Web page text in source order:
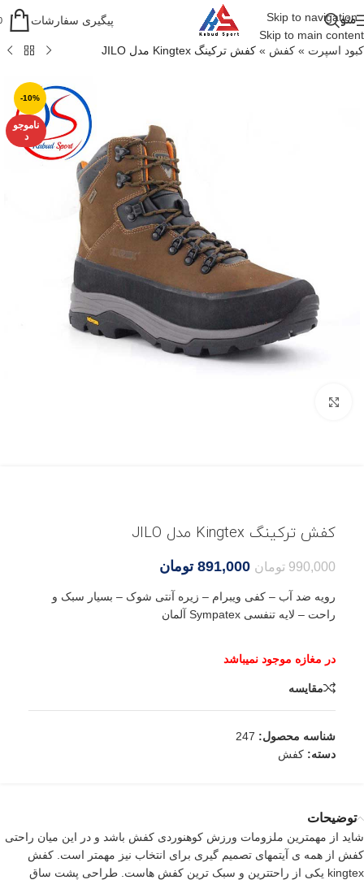
Skip to navigation
Skip to main content
منو پیگیری سفارشات
کبود اسپرت » کفش » کفش ترکینگ Kingtex مدل JILO
-10%
ناموجو
د
کفش ترکینگ Kingtex مدل JILO
990,000 تومان 891,000 تومان
رویه ضد آب – کفی ویبرام – زیره آنتی شوک – بسیار سبک و
راحت – لایه تنفسی Sympatex آلمان
مقایسه
شناسه محصول: 247
دسته: کفش
توضیحات
شاید از مهمترین ملزومات ورزش کوهنوردی کفش باشد و در این میان راحتی
کفش از همه ی آیتمهای تصمیم گیری برای انتخاب نیز مهمتر است. کفش
kingtex یکی از راحتترین و سبک ترین کفش هاست. طراحی پشت ساق